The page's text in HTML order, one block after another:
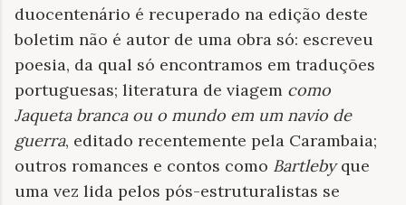
duocentenário é recuperado na edição deste
boletim não é autor de uma obra só: escreveu
poesia, da qual só encontramos em traduções
portuguesas; literatura de viagem como
Jaqueta branca ou o mundo em um navio de
guerra, editado recentemente pela Carambaia;
outros romances e contos como Bartlebyque
uma vez lida pelos pós-estruturalistas se